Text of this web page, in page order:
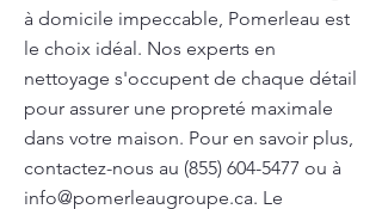
à domicile impeccable, Pomerleau est
le choix idéal. Nos experts en
nettoyage s'occupent de chaque détail
pour assurer une propreté maximale
dans votre maison. Pour en savoir plus,
contactez-nous au (855) 604-5477 ou à
info@pomerleaugroupe.ca. Le